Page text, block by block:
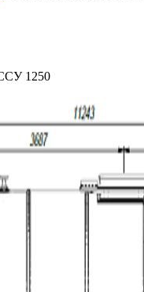
1250